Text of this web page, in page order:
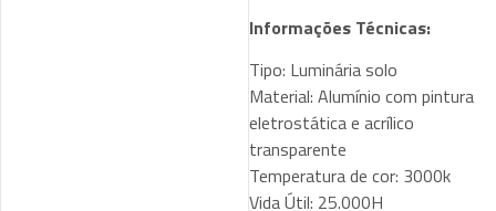
Informações Técnicas:
Tipo: Luminária solo
Material: Alumínio com pintura
eletrostática e acrílico
transparente
Temperatura de cor: 3000k
Vida Útil: 25.000H